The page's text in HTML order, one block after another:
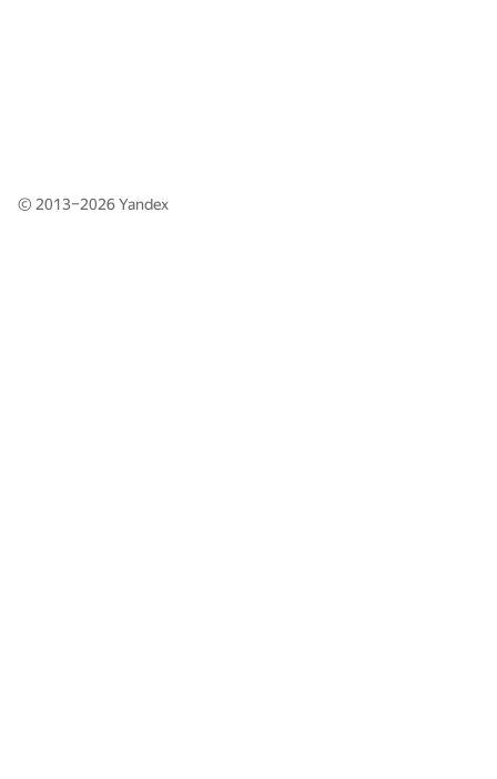
© 2013–2026Yandex